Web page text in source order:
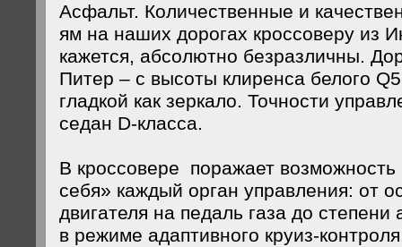
Асфальт. Количественные и
ям на наших дорогах кроссоверу из
кажется, абсолютно безразличны.
Питер – с высоты клиренса белого
гладкой как зеркало. Точности
седан D-класса.
В кроссовере поражает возможность
себя» каждый орган управления: от
двигателя на педаль газа до степени
в режиме адаптивного круиз-